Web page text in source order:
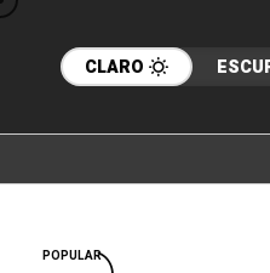
CLARO
POPULAR